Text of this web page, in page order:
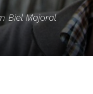
Biel Majoral